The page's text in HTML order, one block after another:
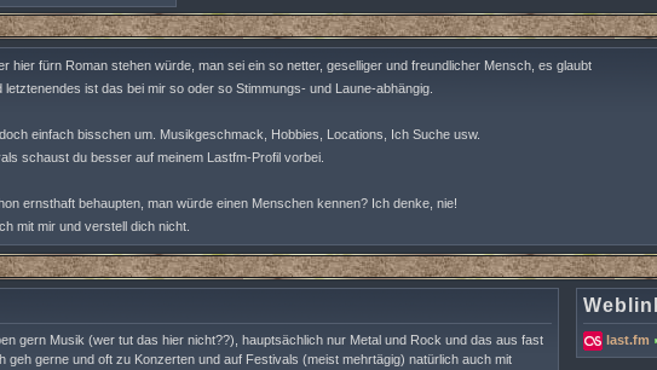
hier fürn Roman stehen würde, man sei ein so netter, geselliger und freundlicher Mensch, es glaubt
letztenendes ist das bei mir so oder so Stimmungs- und Laune-abhängig.
einfach bisschen um. Musikgeschmack, Hobbies, Locations, Ich Suche usw.
schaust du besser auf meinem Lastfm-Profil vorbei.
ernsthaft behaupten, man würde einen Menschen kennen? Ich denke, nie!
mit mir und verstell dich nicht.
last.fm
gern Musik (wer tut das hier nicht??), hauptsächlich nur Metal und Rock und das aus fast
geh gerne und oft zu Konzerten und auf Festivals (meist mehrtägig) natürlich auch mit